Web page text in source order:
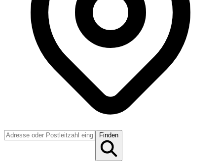
Finden